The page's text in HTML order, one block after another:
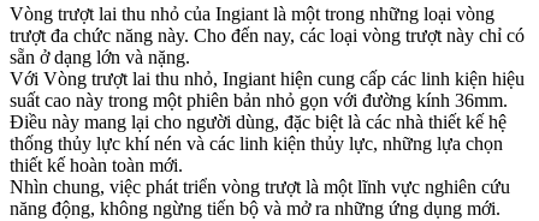
Vòng trượt lai thu nhỏ của Ingiant là một trong những loại vòng
trượt đa chức năng này. Cho đến nay, các loại vòng trượt này chỉ có
sẵn ở dạng lớn và nặng.
Với Vòng trượt lai thu nhỏ, Ingiant hiện cung cấp các linh kiện hiệu
suất cao này trong một phiên bản nhỏ gọn với đường kính 36mm.
Điều này mang lại cho người dùng, đặc biệt là các nhà thiết kế hệ
thống thủy lực khí nén và các linh kiện thủy lực, những lựa chọn
thiết kế hoàn toàn mới.
Nhìn chung, việc phát triển vòng trượt là một lĩnh vực nghiên cứu
năng động, không ngừng tiến bộ và mở ra những ứng dụng mới.